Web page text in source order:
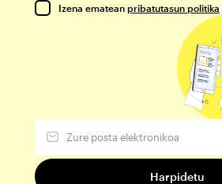
Izena ematean pribatutasun politika